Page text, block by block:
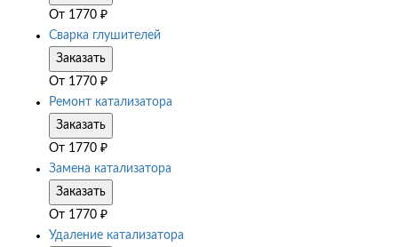
От 1770 ₽
Сварка глушителей
Заказать
От 1770 ₽
Ремонт катализатора
Заказать
От 1770 ₽
Замена катализатора
Заказать
От 1770 ₽
Удаление катализатора